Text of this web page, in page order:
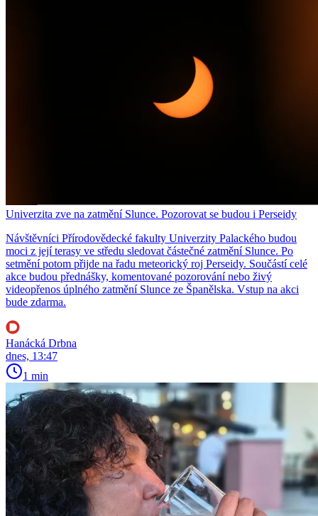
Univerzita zve na zatmění Slunce. Pozorovat se budou i Perseidy
Návštěvníci Přírodovědecké fakulty Univerzity Palackého budou
moci z její terasy ve středu sledovat částečné zatmění Slunce. Po
setmění potom přijde na řadu meteorický roj Perseidy. Součástí celé
akce budou přednášky, komentované pozorování nebo živý
videopřenos úplného zatmění Slunce ze Španělska. Vstup na akci
bude zdarma.
Hanácká Drbna
dnes, 13:47
1 min